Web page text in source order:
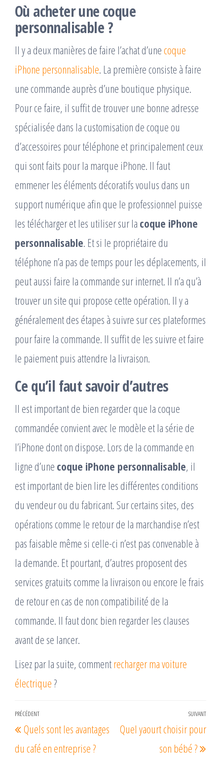
Où acheter une coque
personnalisable ?
Il y a deux manières de faire l’achat d’unecoque
iPhone personnalisable. La première consiste à faire
une commande auprès d’une boutique physique.
Pour ce faire, il suffit de trouver une bonne adresse
spécialisée dans la customisation de coque ou
d’accessoires pour téléphone et principalement ceux
qui sont faits pour la marque iPhone. Il faut
emmener les éléments décoratifs voulus dans un
support numérique afin que le professionnel puisse
les télécharger et les utiliser sur la coque iPhone
personnalisable. Et si le propriétaire du
téléphone n’a pas de temps pour les déplacements, il
peut aussi faire la commande sur internet. Il n’a qu’à
trouver un site qui propose cette opération. Il y a
généralement des étapes à suivre sur ces plateformes
pour faire la commande. Il suffit de les suivre et faire
le paiement puis attendre la livraison.
Ce qu’il faut savoir d’autres
Il est important de bien regarder que la coque
commandée convient avec le modèle et la série de
l’iPhone dont on dispose. Lors de la commande en
ligne d’une coque iPhone personnalisable, il
est important de bien lire les différentes conditions
du vendeur ou du fabricant. Sur certains sites, des
opérations comme le retour de la marchandise n’est
pas faisable même si celle-ci n’est pas convenable à
la demande. Et pourtant, d’autres proposent des
services gratuits comme la livraison ou encore le frais
de retour en cas de non compatibilité de la
commande. Il faut donc bien regarder les clauses
avant de se lancer.
Lisez par la suite, commentrecharger ma voiture
électrique ?
Navigation
de
l’article
Article
précédent
PRÉCÉDENT
Quels sont les avantages
du café en entreprise ?
SUIVANT
Quel yaourt choisir pour
son bébé ?